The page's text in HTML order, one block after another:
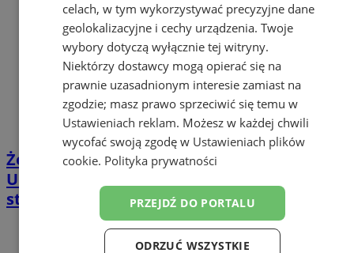
Żory uczczą Konstytucję 3 Maja.
Uroczystości, apel harcerski i zawody
strzeleckie
celach, w tym wykorzystywać precyzyjne dane
geolokalizacyjne i cechy urządzenia. Twoje
wybory dotyczą wyłącznie tej witryny.
Niektórzy dostawcy mogą opierać się na
prawnie uzasadnionym interesie zamiast na
zgodzie; masz prawo sprzeciwić się temu w
Ustawieniach reklam. Możesz w każdej chwili
wycofać swoją zgodę w Ustawieniach plików
cookie. Polityka prywatności
PRZEJDŹ DO PORTALU
ODRZUĆ WSZYSTKIE